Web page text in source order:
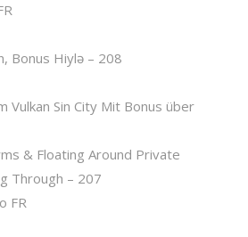
Bonus Hiylə – 208
Vulkan Sin City Mit Bonus über
& Floating Around Private
Through – 207
FR